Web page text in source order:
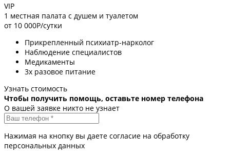
VIP
1 местная палата с душем и туалетом
от 10 000Р/сутки
Прикрепленный психиатр-нарколог
Наблюдение специалистов
Медикаменты
3х разовое питание
Узнать стоимость
Чтобы получить помощь, оставьте номер телефона
О вашей заявке никто не узнает
Нажимая на кнопку вы даете согласие на обработку
персональных данных